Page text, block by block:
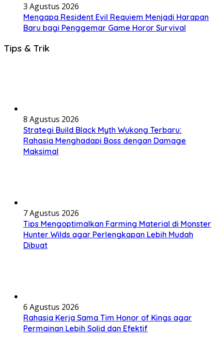
3 Agustus 2026
Mengapa Resident Evil Requiem Menjadi Harapan
Baru bagi Penggemar Game Horor Survival
Tips & Trik
8 Agustus 2026
Strategi Build Black Myth Wukong Terbaru:
Rahasia Menghadapi Boss dengan Damage
Maksimal
7 Agustus 2026
Tips Mengoptimalkan Farming Material di Monster
Hunter Wilds agar Perlengkapan Lebih Mudah
Dibuat
6 Agustus 2026
Rahasia Kerja Sama Tim Honor of Kings agar
Permainan Lebih Solid dan Efektif